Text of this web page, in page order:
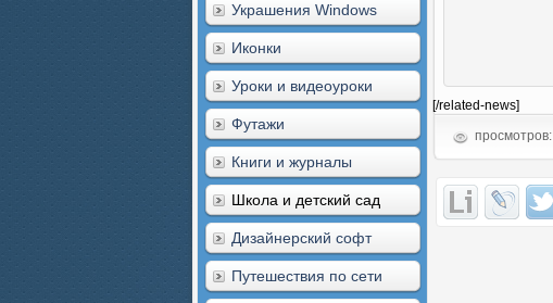
Украшения Windows
Иконки
Уроки и видеоуроки
Футажи
Книги и журналы
Школа и детский сад
Дизайнерский софт
Путешествия по сети
[/related-news]